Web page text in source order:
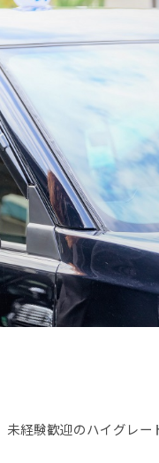
未経験歓迎のハイグレー